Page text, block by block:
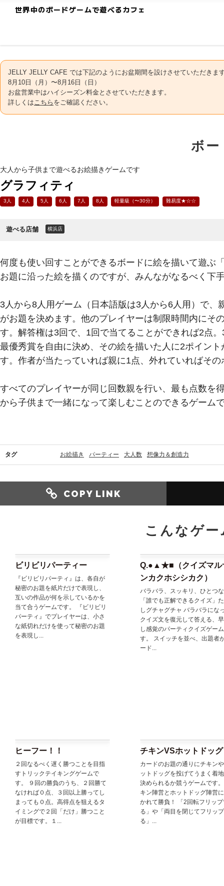
世界中のボードゲームで遊べるカフェ
JELLY JELLY CAFE では下記のようにお盆期間を設けさせていただきま
8月10日（月）〜8月16日（日）
お盆営業中はハイシーズン料金とさせていただきます。
詳しくはこちら をご確認ください。
ボー
大人から子供まで遊べるお絵描きゲームです
グラフィティ
3人 4人 5人 6人 7人 8人 軽量級（〜30分） 難易度★☆☆
遊べる店舗 横浜店
何度も使い回すことができるボードに絵を描いて遊ぶ
お題に沿った絵を描くのですが、みんながなるべく下
3人から8人用ゲーム（日本語版は3人から6人用）で
がお題を決めます。他のプレイヤーは制限時間内にそ
す。解答権は3回で、1回で当てることができれば2点
最優秀賞を自由に決め、その絵を描いた人に2ポイン
す。作者が当たっていれば親に1点、外れていればそ
すべてのプレイヤーが同じ回数親を行い、最も点数を
から子供まで一緒になって楽しむことのできるゲーム
タグ お絵描き パーティー 大人数 想像力＆創造力
COPY LINK
こんなゲ
ビリビリパーティー
『ビリビリパーティ』は、各自が
秘密のお題を紙片だけで表現し、
互いの作品が何を示しているかを
当て合うゲームです。 『ビリビリ
パーティ』でプレイヤーは、小さ
な紙切れだけを使って秘密のお題
を表現し...
Q.●▲★■（クイズマル
ンカクホシシカク）
バラバラ、スッキリ、ひとつ
「誰でも正解できるクイズ」
しグチャグチャ バラバラにな
クイズ文を復元して答える、
し感覚のパーティクイズゲー
す。 スイッチを並べ、出題者
ード...
ヒーフー！！
２回なるべく遅く勝つことを目指
すトリックテイキングゲームで
す。 ９回の勝負のうち、２回勝て
なければ０点、３回以上勝ってし
まっても０点。高得点を狙えるタ
イミングで２回「だけ」勝つこと
が目標です。１...
チキンVSホットドッグ
カードのお題の通りにチキン
ットドッグを投げてうまく着
決められるか競うゲームです
キン陣営とホットドッグ陣営
かれて勝負！ 「2回転フリッ
る」や「両目を閉じてフリッ
る」...